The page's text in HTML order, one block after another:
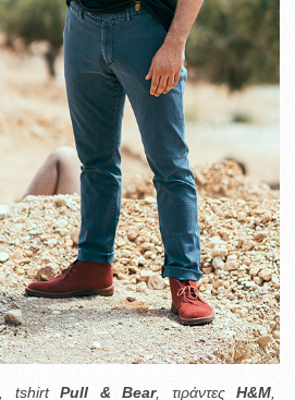
, tshirt Pull & Bear, τιράντες Η&M